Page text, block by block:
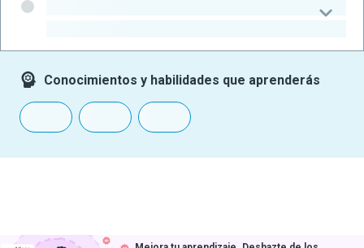
Conocimientos y habilidades que aprenderás